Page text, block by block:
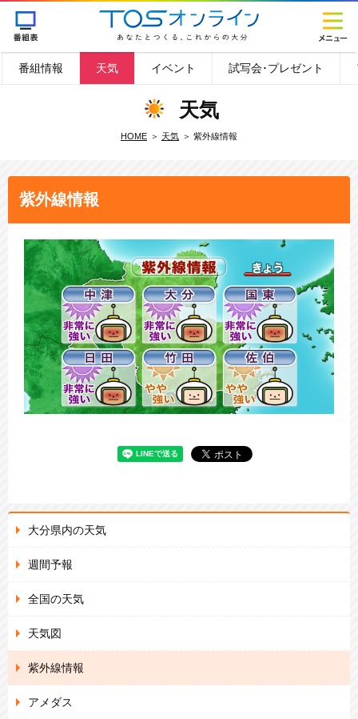
番組情報 天気 イベント 試写会･プレゼント
天気
HOME 天気 紫外線情報
紫外線情報
大分県内の天気
週間予報
全国の天気
天気図
紫外線情報
アメダス